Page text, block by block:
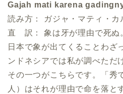
Gajah mati karena
読み方： ガジャ・マティ・カ
直 訳： 象は牙が理由で死ぬ
日本で象が出てくることわざ
ンドネシアでは私が調べただ
その一つがこちらです。「秀
人）はそれが理由で命を落と